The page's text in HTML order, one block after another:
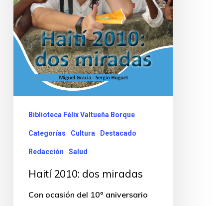
Biblioteca Félix Valtueña Borque
Categorías Cultura Destacado
Redacción Salud
Haití 2010: dos miradas
Con ocasión del 10º aniversario